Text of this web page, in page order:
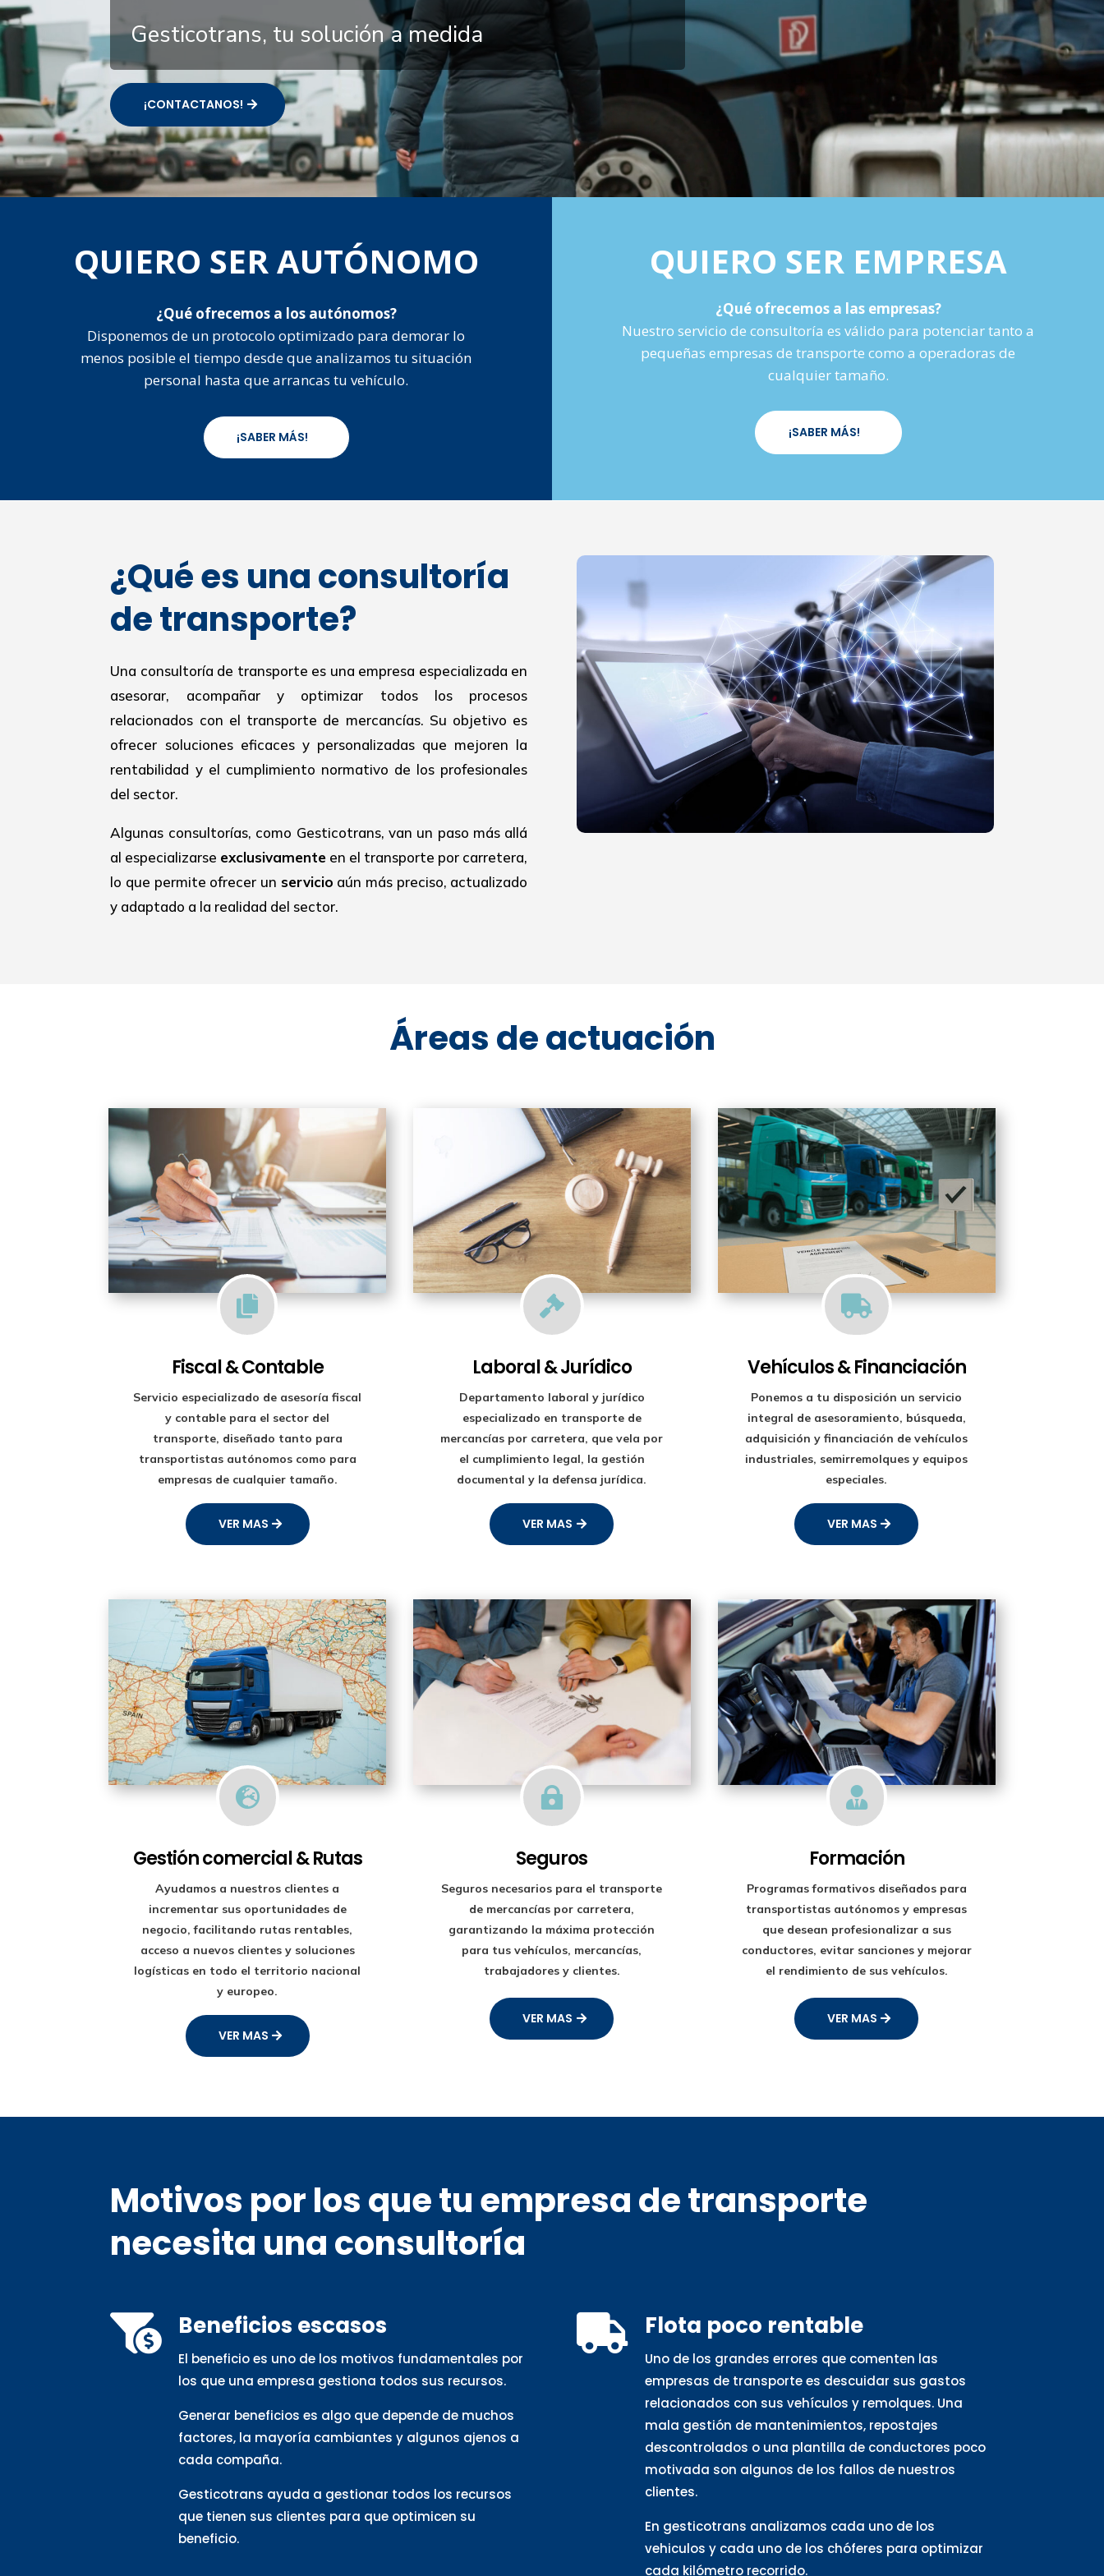
Gesticotrans, tu solución a medida
¡CONTACTANOS!
QUIERO SER AUTÓNOMO
¿Qué ofrecemos a los autónomos?
Disponemos de un protocolo optimizado para demorar lo
menos posible el tiempo desde que analizamos tu situación
personal hasta que arrancas tu vehículo.
¡SABER MÁS!
QUIERO SER EMPRESA
¿Qué ofrecemos a las empresas?
Nuestro servicio de consultoría es válido para potenciar tanto a
pequeñas empresas de transporte como a operadoras de
cualquier tamaño.
¡SABER MÁS!
¿Qué es una consultoría
de transporte?
Una consultoría de transporte es una empresa especializada en
asesorar, acompañar y optimizar todos los procesos
relacionados con el transporte de mercancías. Su objetivo es
ofrecer soluciones eficaces y personalizadas que mejoren la
rentabilidad y el cumplimiento normativo de los profesionales
del sector.
Algunas consultorías, como Gesticotrans, van un paso más allá
al especializarse exclusivamente en el transporte por carretera,
lo que permite ofrecer un servicio aún más preciso, actualizado
y adaptado a la realidad del sector.
Áreas de actuación

Fiscal & Contable
Servicio especializado de asesoría fiscal
y contable para el sector del
transporte, diseñado tanto para
transportistas autónomos como para
empresas de cualquier tamaño.
VER MAS

Laboral & Jurídico
Departamento laboral y jurídico
especializado en transporte de
mercancías por carretera, que vela por
el cumplimiento legal, la gestión
documental y la defensa jurídica.
VER MAS

Vehículos & Financiación
Ponemos a tu disposición un servicio
integral de asesoramiento, búsqueda,
adquisición y financiación de vehículos
industriales, semirremolques y equipos
especiales.
VER MAS

Gestión comercial & Rutas
Ayudamos a nuestros clientes a
incrementar sus oportunidades de
negocio, facilitando rutas rentables,
acceso a nuevos clientes y soluciones
logísticas en todo el territorio nacional
y europeo.
VER MAS

Seguros
Seguros necesarios para el transporte
de mercancías por carretera,
garantizando la máxima protección
para tus vehículos, mercancías,
trabajadores y clientes.
VER MAS

Formación
Programas formativos diseñados para
transportistas autónomos y empresas
que desean profesionalizar a sus
conductores, evitar sanciones y mejorar
el rendimiento de sus vehículos.
VER MAS
Motivos por los que tu empresa de transporte
necesita una consultoría
 Beneficios escasos
El beneficio es uno de los motivos fundamentales por
los que una empresa gestiona todos sus recursos.
Generar beneficios es algo que depende de muchos
factores, la mayoría cambiantes y algunos ajenos a
cada compaña.
Gesticotrans ayuda a gestionar todos los recursos
que tienen sus clientes para que optimicen su
beneficio.
 Flota poco rentable
Uno de los grandes errores que comenten las
empresas de transporte es descuidar sus gastos
relacionados con sus vehículos y remolques. Una
mala gestión de mantenimientos, repostajes
descontrolados o una plantilla de conductores poco
motivada son algunos de los fallos de nuestros
clientes.
En gesticotrans analizamos cada uno de los
vehiculos y cada uno de los chóferes para optimizar
cada kilómetro recorrido.